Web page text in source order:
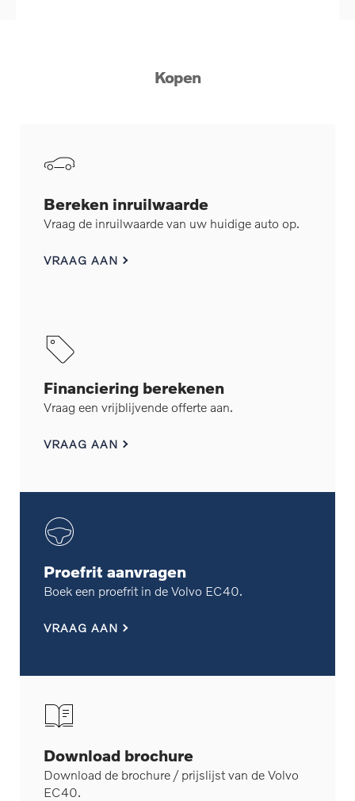
Kopen
Bereken inruilwaarde
Vraag de inruilwaarde van uw huidige auto op.
VRAAG AAN
Financiering berekenen
Vraag een vrijblijvende offerte aan.
VRAAG AAN
Proefrit aanvragen
Boek een proefrit in de Volvo EC40.
VRAAG AAN
Download brochure
Download de brochure / prijslijst van de Volvo
EC40.